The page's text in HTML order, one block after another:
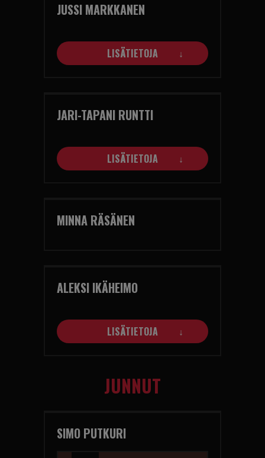
JUSSI MARKKANEN
LISÄTIETOJA
JARI-TAPANI RUNTTI
LISÄTIETOJA
MINNA RÄSÄNEN
ALEKSI IKÄHEIMO
LISÄTIETOJA
JUNNUT
SIMO PUTKURI